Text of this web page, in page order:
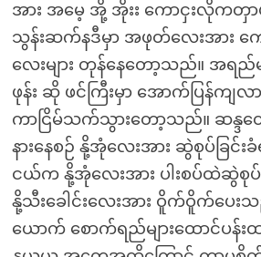
အား အမေ့ အို့ အိုးး ကောငှးလိုကတှာ
သွန်းဆက်နဒီမှာ အဖုတ်လေးအား ကော့
လေးများ တုန်နေတော့သည်။ အရည်မ
ဖုန်း ဆို ဖင်ကြီးမှာ အောက်ပြန်ကျလ
ကာငြိမ်သက်သွားတော့သည်။ ဆန္ဒတွ
နားနေစဉ် နို့အုံလေးအား ဆွဲစုပ်ခြင်း
ငယ်က နို့အုံလေးအား ပါးစပ်ထဲဆွဲစုပ်ပ
နို့သီးခေါင်းလေးအား ဝိူက်ဝိူက်ပေး
ယောက် စောက်ရည်များထောင်ပန်